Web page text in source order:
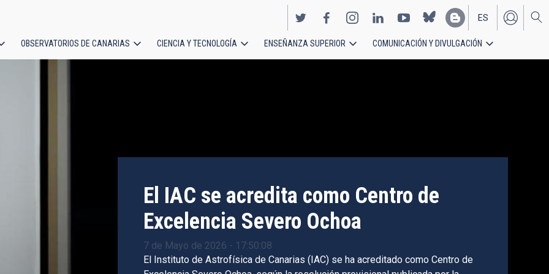
EN
ES
OBSERVATORIOS DE CANARIAS CIENCIA Y TECNOLOGÍA ENSEÑANZA SUPERIOR COMUNICACIÓN Y DIVULGACIÓN
El IAC se acredita como Centro de
Excelencia Severo Ochoa
7 de Mayo de 2026 - 17:50:08
El Instituto de Astrofísica de Canarias (IAC) se ha acreditado como Centro de
El IAC contribuye al cartografiado más
preciso del Universo a través de los
datos del satélite Euclid
19 de Marzo de 2025 - 09:55:58